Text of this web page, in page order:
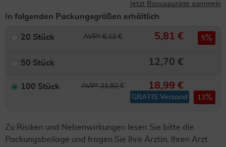
Jetzt Bonuspunkte sammeln
In folgenden Packungsgrößen erhältlich
20 Stück AVP* 6,12 € 5,81 € 5
50 Stück 12,70 €
100 Stück AVP* 21,92 € 18,99 €
GRATIS Versand 13
Zu Risiken und Nebenwirkungen lesen Sie bitte die
Packungsbeilage und fragen Sie Ihre Ärztin, Ihren Arzt